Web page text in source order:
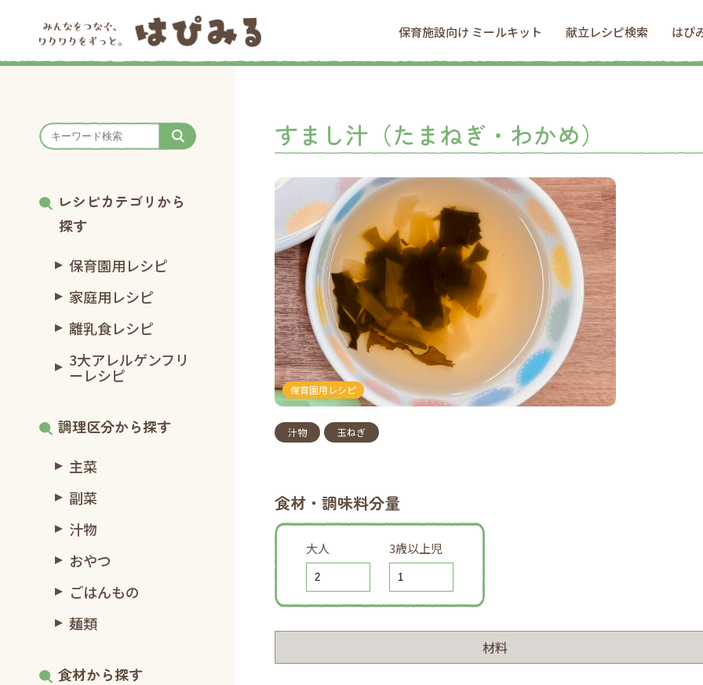
保育施設向け ミールキット 献立レシピ検索 はぴ
レシピカテゴリから
探す
保育園用レシピ
家庭用レシピ
離乳食レシピ
3大アレルゲンフリ
ーレシピ
調理区分から探す
主菜
副菜
汁物
おやつ
ごはんもの
麺類
食材から探す
すまし汁（たまねぎ・わかめ）
保育園用レシピ
汁物 玉ねぎ
食材・調味料分量
大人 3歳以上児
材料